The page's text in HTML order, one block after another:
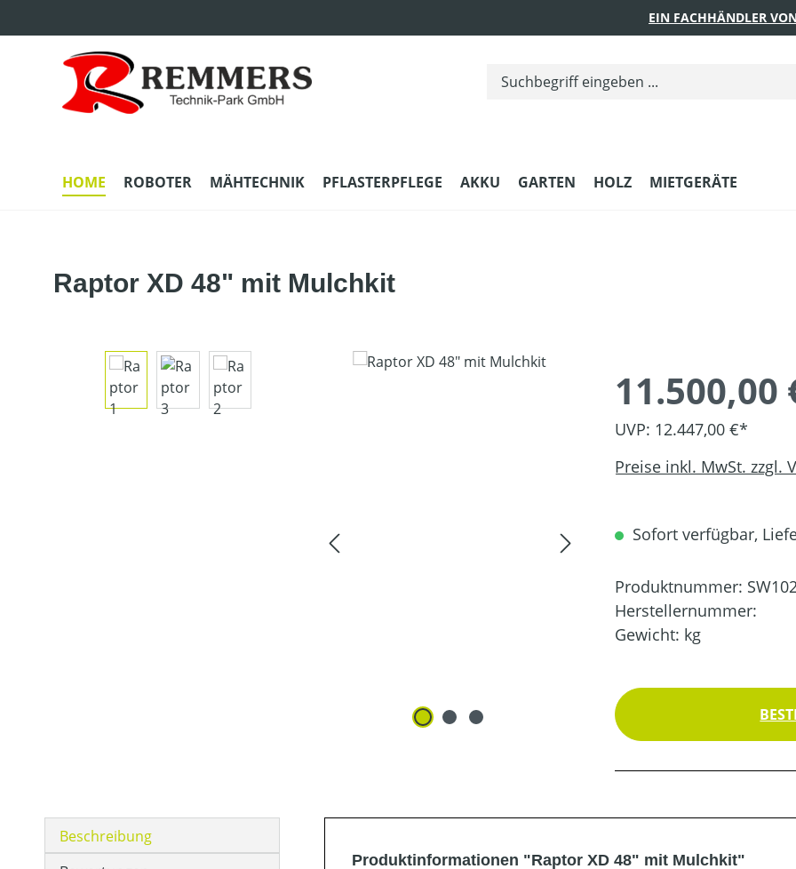
EIN FACHHÄNDLER
HOME ROBOTER MÄHTECHNIK PFLASTERPFLEGE AKKU GARTEN HOLZ MIETGERÄTE
Raptor XD 48" mit Mulchkit
Bildergalerie überspringen
11.500,00
UVP: 12.447,00 €*
Preise inkl. MwSt. zzgl.
Sofort verfügbar,
Produktnummer:
Herstellernummer:
Gewicht: kg
Beschreibung
Produktinformationen "Raptor XD 48" mit Mulchkit"